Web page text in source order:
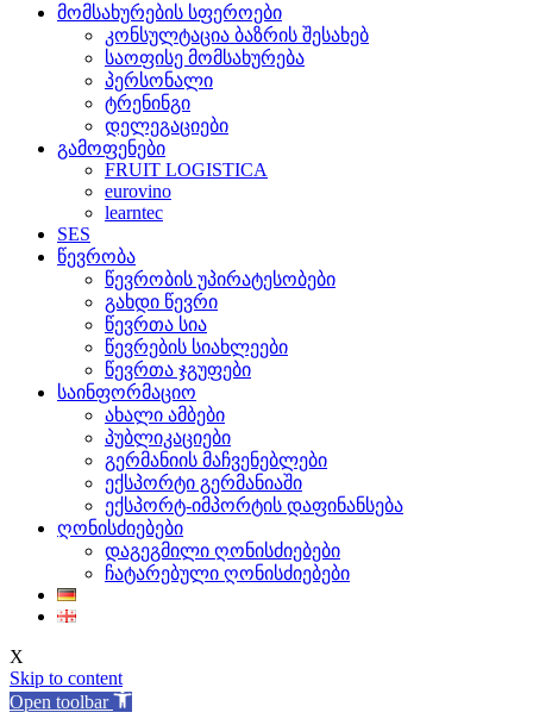
მომსახურების სფეროები
კონსულტაცია ბაზრის შესახებ
საოფისე მომსახურება
პერსონალი
ტრენინგი
დელეგაციები
გამოფენები
FRUIT LOGISTICA
eurovino
learntec
SES
წევრობა
წევრობის უპირატესობები
გახდი წევრი
წევრთა სია
წევრების სიახლეები
წევრთა ჯგუფები
საინფორმაციო
ახალი ამბები
პუბლიკაციები
გერმანიის მაჩვენებლები
ექსპორტი გერმანიაში
ექსპორტ-იმპორტის დაფინანსება
ღონისძიებები
დაგეგმილი ღონისძიებები
ჩატარებული ღონისძიებები
X
Skip to content
Open toolbar